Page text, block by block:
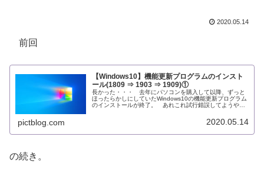
2020.05.14
前回
【Windows10】機能更新プログラムのインスト
ール(1809 ⇒ 1903 ⇒ 1909)①
長かった・・・ 去年にパソコンを購入して以降、ずっと
ほったらかしにしていたWindows10の機能更新プログラム
のインストールが終了。 あれこれ試行錯誤してようやく
pictblog.com 2020.05.14
の続き。